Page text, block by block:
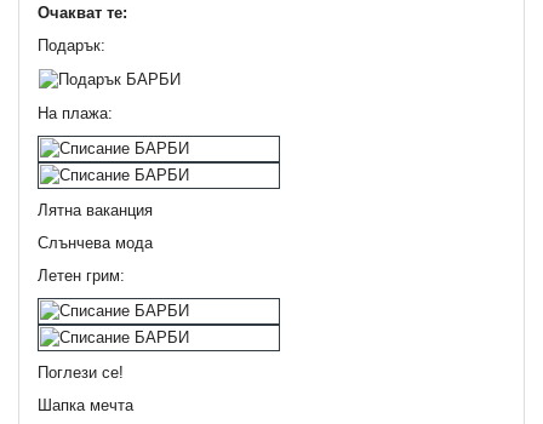
Очакват те:
Подарък:
На плажа:
Лятна ваканция
Слънчева мода
Летен грим:
Поглези се!
Шапка мечта